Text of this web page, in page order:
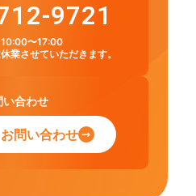
9721
〜17:00
業させていただきます。
い合わせ
問い合わせ